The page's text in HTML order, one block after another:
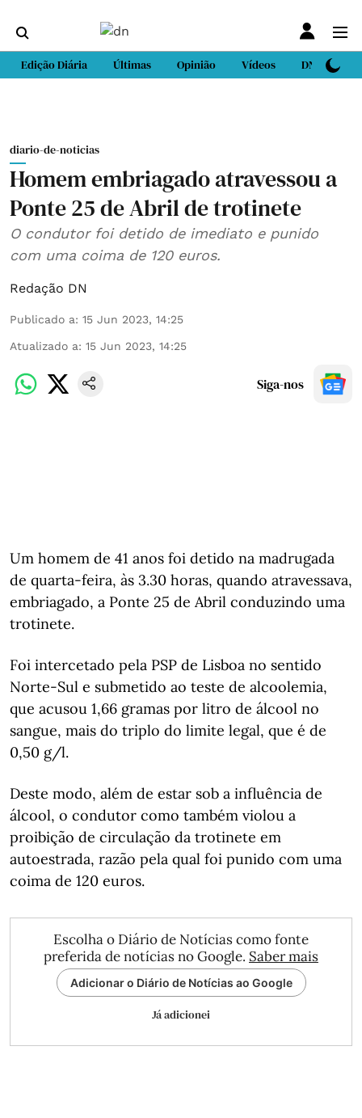
Edição Diária Últimas Opinião Vídeos DN Sport
diario-de-noticias
Homem embriagado atravessou a
Ponte 25 de Abril de trotinete
O condutor foi detido de imediato e punido
com uma coima de 120 euros.
Redação DN
Publicado a: 15 Jun 2023, 14:25
Atualizado a: 15 Jun 2023, 14:25
Siga-nos
Um homem de 41 anos foi detido na madrugada
de quarta-feira, às 3.30 horas, quando atravessava,
embriagado, a Ponte 25 de Abril conduzindo uma
trotinete.
Foi intercetado pela PSP de Lisboa no sentido
Norte-Sul e submetido ao teste de alcoolemia,
que acusou 1,66 gramas por litro de álcool no
sangue, mais do triplo do limite legal, que é de
0,50 g/l.
Deste modo, além de estar sob a influência de
álcool, o condutor como também violou a
proibição de circulação da trotinete em
autoestrada, razão pela qual foi punido com uma
coima de 120 euros.
Escolha o Diário de Notícias como fonte
preferida de notícias no Google. Saber mais
Adicionar o Diário de Notícias ao Google
Já adicionei